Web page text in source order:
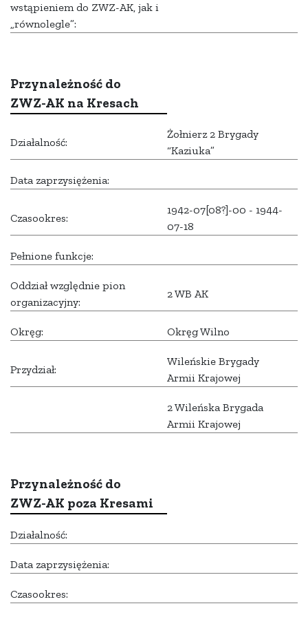
wstąpieniem do ZWZ-AK, jak i
„równolegle”:
Przynależność do
ZWZ-AK na Kresach
Działalność:
Żołnierz 2 Brygady
“Kaziuka”
Data zaprzysiężenia:
Czasookres:
1942-07[08?]-00 - 1944-
07-18
Pełnione funkcje:
Oddział względnie pion
organizacyjny:
2 WB AK
Okręg: Okręg Wilno
Przydział:
Wileńskie Brygady
Armii Krajowej
2 Wileńska Brygada
Armii Krajowej
Przynależność do
ZWZ-AK poza Kresami
Działalność:
Data zaprzysiężenia:
Czasookres: